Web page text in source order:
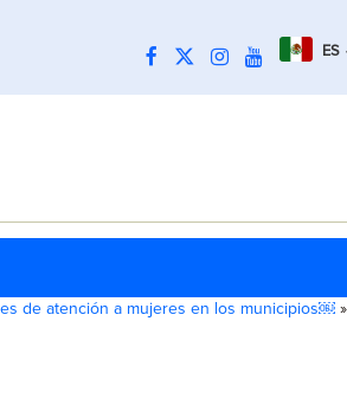
ES
de atención a mujeres en los municipios￼ »